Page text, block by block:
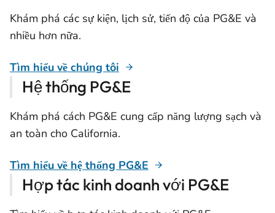
Khám phá các sự kiện, lịch sử, tiến độ của PG&E và
nhiều hơn nữa.
Tìm hiểu về chúng tôi
Hệ thống PG&E
Khám phá cách PG&E cung cấp năng lượng sạch và
an toàn cho California.
Tìm hiểu về hệ thống PG&E
Hợp tác kinh doanh với PG&E